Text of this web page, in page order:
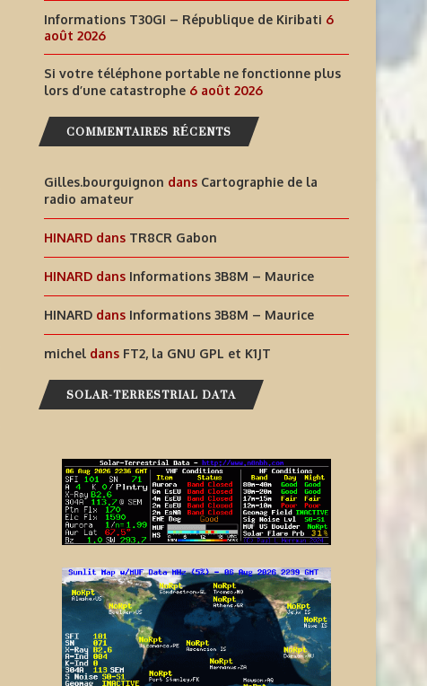
INFORMATIONS T30GI –
RÉPUBLIQUE DE KIRIBATI
6 août 2026
SI VOTRE TÉLÉPHONE
NE FONCTIONNE PLUS
6 août 2026
Informations T30GI – République de Kiribati 6
août 2026
Si votre téléphone portable ne fonctionne plus
lors d’une catastrophe 6 août 2026
COMMENTAIRES RÉCENTS
Gilles.bourguignon dans Cartographie de la
radio amateur
HINARD dans TR8CR Gabon
HINARD dans Informations 3B8M – Maurice
HINARD dans Informations 3B8M – Maurice
michel dans FT2, la GNU GPL et K1JT
SOLAR-TERRESTRIAL DATA